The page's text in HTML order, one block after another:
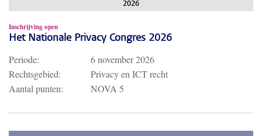
2026
Inschrijving open
Het Nationale Privacy Congres 2026
Periode:
6 november 2026
Rechtsgebied:
Privacy en ICT recht
Aantal punten:
NOVA 5